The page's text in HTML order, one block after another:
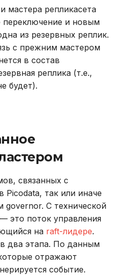
мастера репликасета
переключение и новым
из резервных реплик.
с прежним мастером
в состав
реплика (т.е.,
будет).
связанных с
Picodata, так или иначе
governor. С технической
это поток управления
на raft-лидере.
два этапа. По данным
отражают
событие.